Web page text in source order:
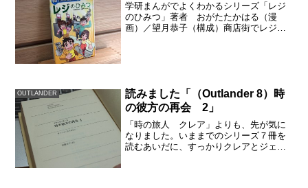
学研まんがでよくわかるシリーズ「レジ
のひみつ」著者 おがたたかはる（漫
画）／望月恭子（構成）商店街でレジを
OUTLANDER
読みました「（Outlander 8）時
の彼方の再会 2」
「時の旅人 クレア」よりも、先が気に
なりました。いままでのシリーズ７冊を
読むあいだに、すっかりクレアとジェイ